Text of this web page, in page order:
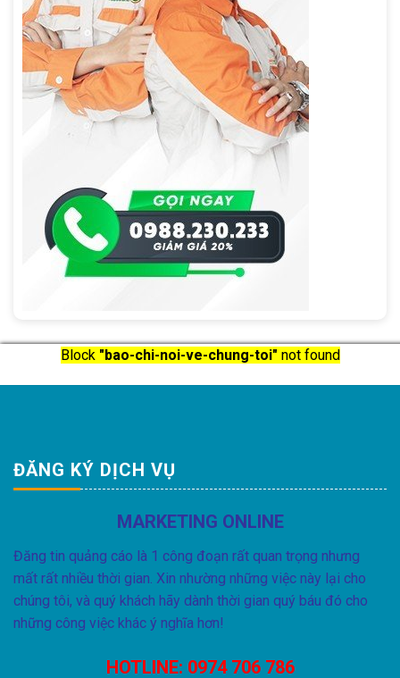
Block "bao-chi-noi-ve-chung-toi" not found
ĐĂNG KÝ DỊCH VỤ
MARKETING ONLINE
Đăng tin quảng cáo là 1 công đoạn rất quan trọng nhưng
mất rất nhiều thời gian. Xin nhường những việc này lại cho
chúng tôi, và quý khách hãy dành thời gian quý báu đó cho
những công việc khác ý nghĩa hơn!
HOTLINE: 0974 706 786